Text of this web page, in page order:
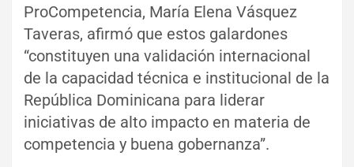
ProCompetencia, María Elena Vásquez
Taveras, afirmó que estos galardones
“constituyen una validación internacional
de la capacidad técnica e institucional de la
República Dominicana para liderar
iniciativas de alto impacto en materia de
competencia y buena gobernanza”.